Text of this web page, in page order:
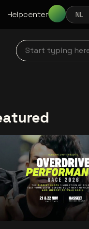
Helpcenter NL
Start typing here